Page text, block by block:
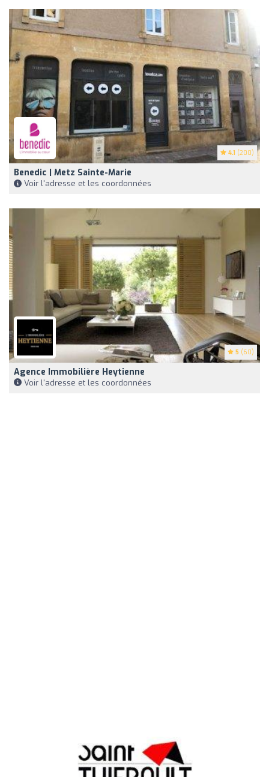
4.1 (200)
Benedic | Metz Sainte-Marie
Voir l'adresse et les coordonnées
5 (60)
Agence Immobilière Heytienne
Voir l'adresse et les coordonnées